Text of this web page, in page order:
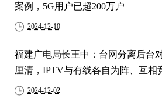
案例，5G用户已超200万户
2024-12-10
福建广电局长王中：台网分离后台
厘清，IPTV与有线各自为阵、互相
2024-12-02